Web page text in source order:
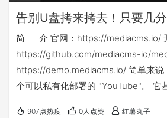
告别U盘拷来拷去！只要几
人或企业专属「影音库」：
简 介 官网：https://mediacms.io/
https://github.com/mediacms-io/
https://demo.mediacms.io/ 简单来说
个可以私有化部署的 "YouTube"。 它
907点热度 0人点赞 红薯丸子